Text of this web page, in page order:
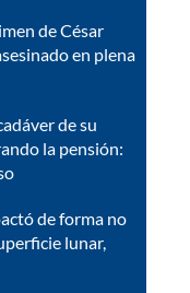
de César
en plena
de su
la pensión:
de forma no
lunar,